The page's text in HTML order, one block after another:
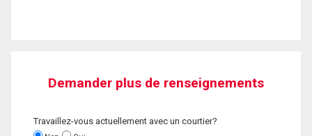
Demander plus de renseignements
Travaillez-vous actuellement avec un courtier?